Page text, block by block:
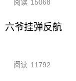
阅读 15068
六爷挂弹反航
阅读 11792